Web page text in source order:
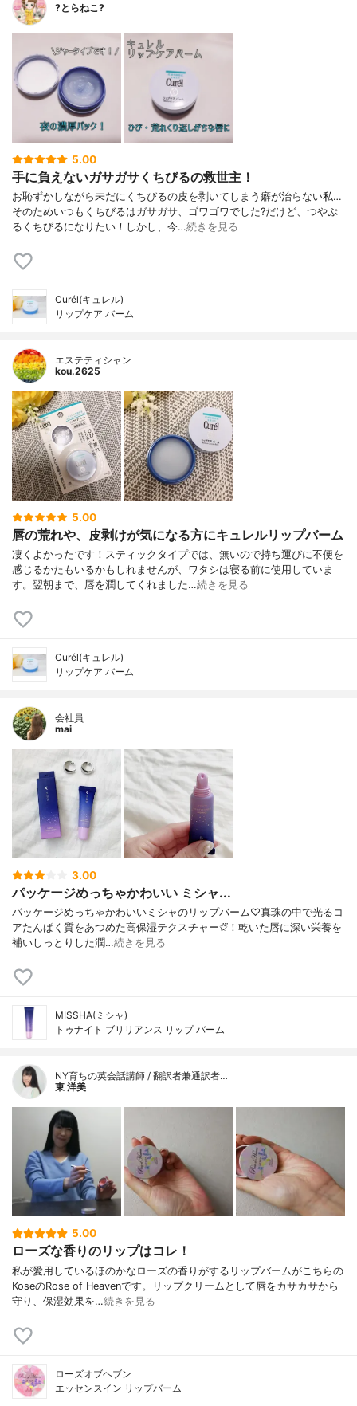
?とらねこ?
5.00
手に負えないガサガサくちびるの救世主！
お恥ずかしながら未だにくちびるの皮を剥いてしまう癖が治らない私…
そのためいつもくちびるはガサガサ、ゴワゴワでした?だけど、つやぷ
るくちびるになりたい！しかし、今…続きを見る
Curél(キュレル)
リップケア バーム
エステティシャン
kou.2625
5.00
唇の荒れや、皮剥けが気になる方にキュレルリップバーム
凄くよかったです！スティックタイプでは、無いので持ち運びに不便を
感じるかたもいるかもしれませんが、ワタシは寝る前に使用していま
す。翌朝まで、唇を潤してくれました…続きを見る
Curél(キュレル)
リップケア バーム
会社員
mai
3.00
パッケージめっちゃかわいい ミシャ...
パッケージめっちゃかわいいミシャのリップバーム♡真珠の中で光るコ
アたんぱく質をあつめた高保湿テクスチャー✩⃛！乾いた唇に深い栄養を
補いしっとりした潤…続きを見る
MISSHA(ミシャ)
トゥナイト ブリリアンス リップ バーム
NY育ちの英会話講師 / 翻訳者兼通訳者…
東 洋美
5.00
ローズな香りのリップはコレ！
私が愛用しているほのかなローズの香りがするリップバームがこちらの
KoseのRose of Heavenです。リップクリームとして唇をカサカサから
守り、保湿効果を…続きを見る
ローズオブヘブン
エッセンスイン リップバーム